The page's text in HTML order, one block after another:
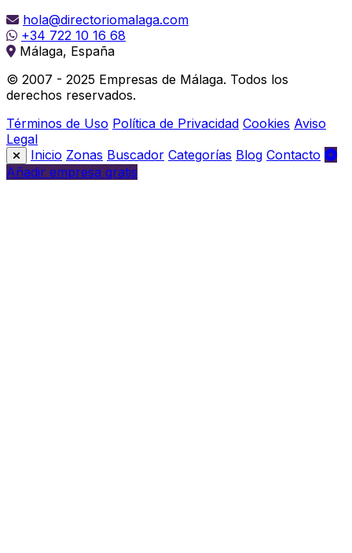
hola@directoriomalaga.com
+34 722 10 16 68
Málaga, España
© 2007 - 2025 Empresas de Málaga. Todos los
derechos reservados.
Términos de Uso Política de Privacidad Cookies Aviso
Legal
Inicio Zonas Buscador Categorías Blog Contacto
Añadir empresa gratis